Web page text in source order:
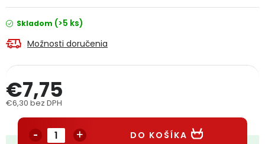
Kontakty
Obchodné podmienky
Podmienky ochrany osobných údajov
Skladom (>5 ks)
Možnosti doručenia
€7,75
€6,30 bez DPH
DO KOŠÍKA